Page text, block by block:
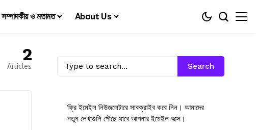
সম্পাদকীয় ও মতামত About Us
2
Articles Search
ফ্রি ইমেইল নিউজলেটারে সাবক্রাইব করে নিন। আমাদের
নতুন লেখাগুলি পৌছে যাবে আপনার ইমেইল বক্সে।